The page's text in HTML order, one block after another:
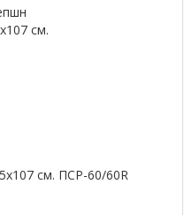
см. ПСР-60/60R